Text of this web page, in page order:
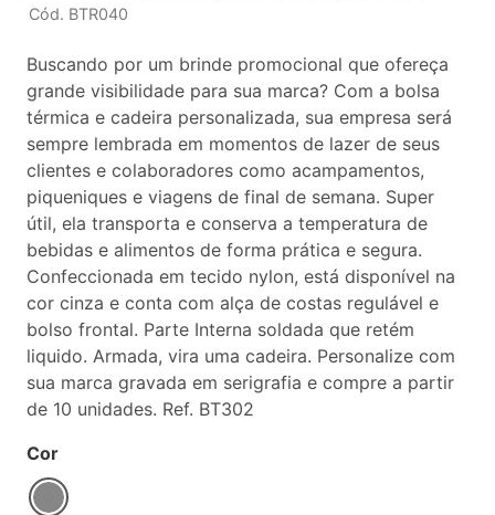
Cód. BTR040
Buscando por um brinde promocional que ofereça
grande visibilidade para sua marca? Com a bolsa
térmica e cadeira personalizada, sua empresa será
sempre lembrada em momentos de lazer de seus
clientes e colaboradores como acampamentos,
piqueniques e viagens de final de semana. Super
útil, ela transporta e conserva a temperatura de
bebidas e alimentos de forma prática e segura.
Confeccionada em tecido nylon, está disponível na
cor cinza e conta com alça de costas regulável e
bolso frontal. Parte Interna soldada que retém
liquido. Armada, vira uma cadeira. Personalize com
sua marca gravada em serigrafia e compre a partir
de 10 unidades. Ref. BT302
Cor